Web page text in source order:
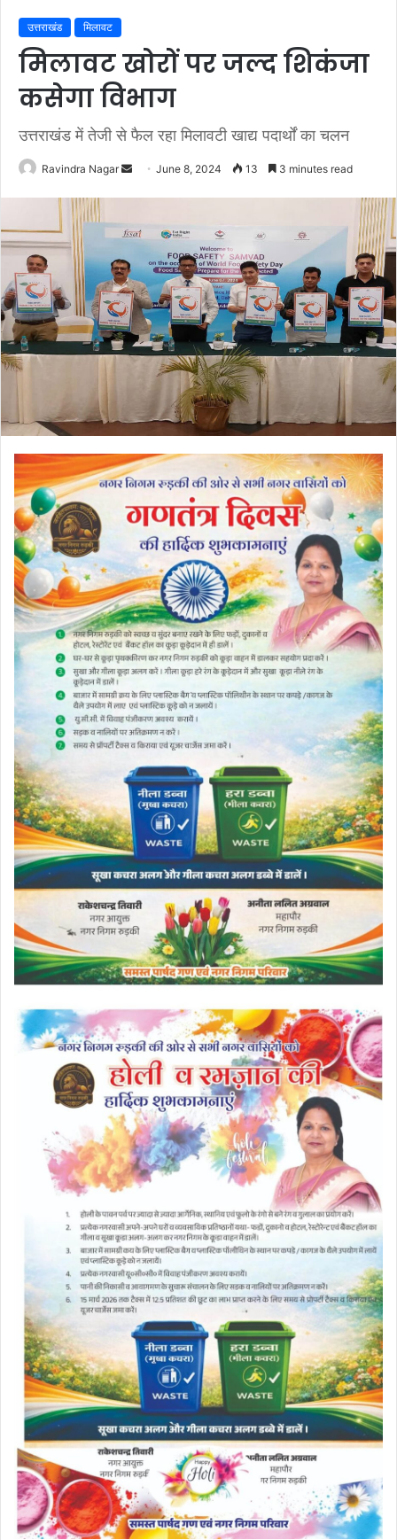
उत्तराखंड मिलावट
मिलावट खोरों पर जल्द शिकंजा
कसेगा विभाग
उत्तराखंड में तेजी से फैल रहा मिलावटी खाद्य पदार्थों का चलन
Ravindra Nagar
Send June 8, 2024 13 3 minutes read